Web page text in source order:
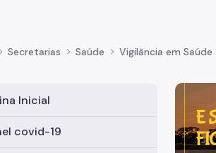
Secretarias Saúde Vigilância em Saúde
Inicial
covid-19